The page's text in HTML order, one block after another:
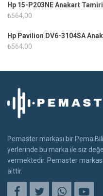
Hp 15-P203NE Anakart Tamiri
₺564,00
Hp Pavilion DV6-3104SA
₺564,00
Pemaster markası bir Pema
yerlerinde bu marka ile siz
vermektedir. Pemaster
aittir.